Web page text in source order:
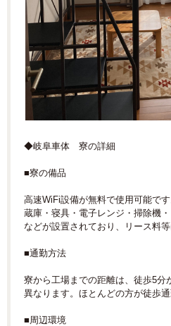
◆岐阜車体 寮の詳細
■寮の備品
高速WiFi設備が無料で使用可能で
蔵庫・寝具・電子レンジ・掃除機
などが設置されており、リース料等
■通勤方法
寮から工場までの距離は、徒歩5分
異なります。ほとんどの方が徒歩通
■周辺環境